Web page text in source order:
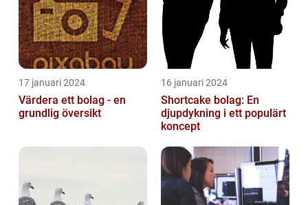
17 januari 2024
Värdera ett bolag - en
grundlig översikt
16 januari 2024
Shortcake bolag: En
djupdykning i ett populärt
koncept